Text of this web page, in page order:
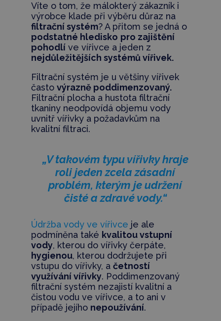
Víte o tom, že málokterý zákazník i
výrobce klade při výběru důraz na
filtrační systém? A přitom se jedná o
podstatné hledisko pro zajištění
pohodlíve vířivce a jeden z
nejdůležitějších systémů vířivek.
Filtrační systém je u většiny vířivek
často výrazně poddimenzovaný.
Filtrační plocha a hustota filtrační
tkaniny neodpovídá objemu vody
uvnitř vířivky a požadavkům na
kvalitní filtraci.
„V takovém typu vířivky hraje
roli jeden zcela zásadní
problém, kterým je udržení
čisté a zdravé vody.“
Údržba vody ve vířivce je ale
podmíněna také kvalitou vstupní
vody, kterou do vířivky čerpáte,
hygienou, kterou dodržujete při
vstupu do vířivky, a četností
využívání vířivky. Poddimenzovaný
filtrační systém nezajistí kvalitní a
čistou vodu ve vířivce, a to ani v
případě jejího nepoužívání.